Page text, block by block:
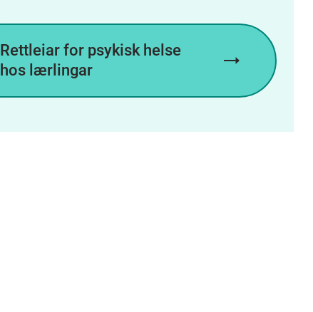
Rettleiar for psykisk helse
hos lærlingar